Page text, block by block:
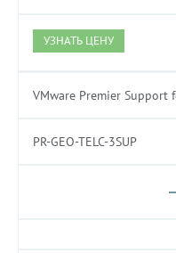
УЗНАТЬ ЦЕНУ
VMware Premier Support
PR-GEO-TELC-3SUP